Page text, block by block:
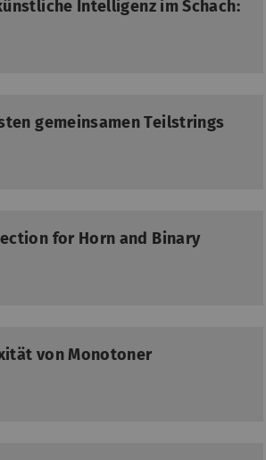
Intelligenz im Schach:
gemeinsamen Teilstrings
for Horn and Binary
von Monotoner